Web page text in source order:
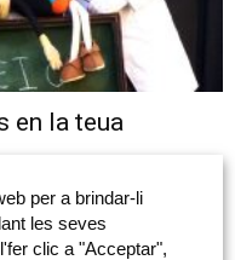
en la teua
teatre per a joves Projecte
d'actes de l'Edifici Hucha,
per a brindar-li
les seves
clic a "Acceptar",